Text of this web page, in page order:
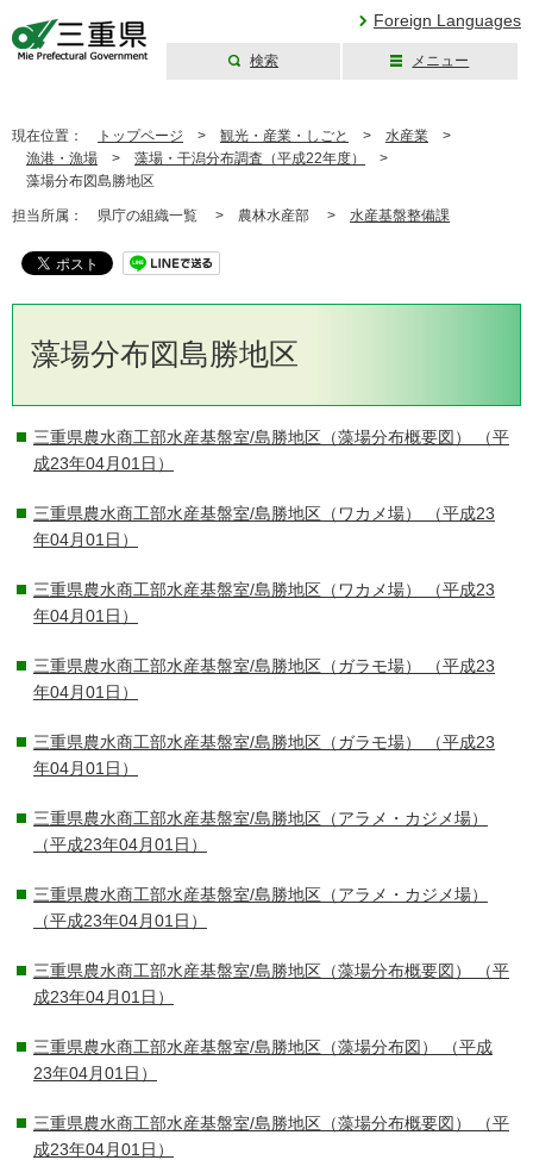
Foreign Languages
検索 メニュー
現在位置： トップページ > 観光・産業・しごと > 水産業 >
漁港・漁場 > 藻場・干潟分布調査（平成22年度）
>
藻場分布図島勝地区
担当所属： 県庁の組織一覧 > 農林水産部 > 水産基盤整備課
藻場分布図島勝地区
三重県農水商工部水産基盤室/島勝地区（藻場分布概要図）
（平
成23年04月01日）
三重県農水商工部水産基盤室/島勝地区（ワカメ場）
（平成23
年04月01日）
三重県農水商工部水産基盤室/島勝地区（ワカメ場）
（平成23
年04月01日）
三重県農水商工部水産基盤室/島勝地区（ガラモ場）
（平成23
年04月01日）
三重県農水商工部水産基盤室/島勝地区（ガラモ場）
（平成23
年04月01日）
三重県農水商工部水産基盤室/島勝地区（アラメ・カジメ場）
（平成23年04月01日）
三重県農水商工部水産基盤室/島勝地区（アラメ・カジメ場）
（平成23年04月01日）
三重県農水商工部水産基盤室/島勝地区（藻場分布概要図）
（平
成23年04月01日）
三重県農水商工部水産基盤室/島勝地区（藻場分布図）
（平成
23年04月01日）
三重県農水商工部水産基盤室/島勝地区（藻場分布概要図）
（平
成23年04月01日）